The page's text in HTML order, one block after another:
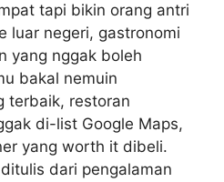
tapi bikin orang antri
luar negeri, gastronomi
yang nggak boleh
bakal nemuin
terbaik, restoran
di-list Google Maps,
yang worth it dibeli.
dari pengalaman